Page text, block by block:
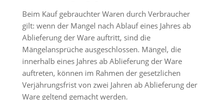
Beim Kauf gebrauchter Waren durch Verbraucher
gilt: wenn der Mangel nach Ablauf eines Jahres ab
Ablieferung der Ware auftritt, sind die
Mängelansprüche ausgeschlossen. Mängel, die
innerhalb eines Jahres ab Ablieferung der Ware
auftreten, können im Rahmen der gesetzlichen
Verjährungsfrist von zwei Jahren ab Ablieferung der
Ware geltend gemacht werden.